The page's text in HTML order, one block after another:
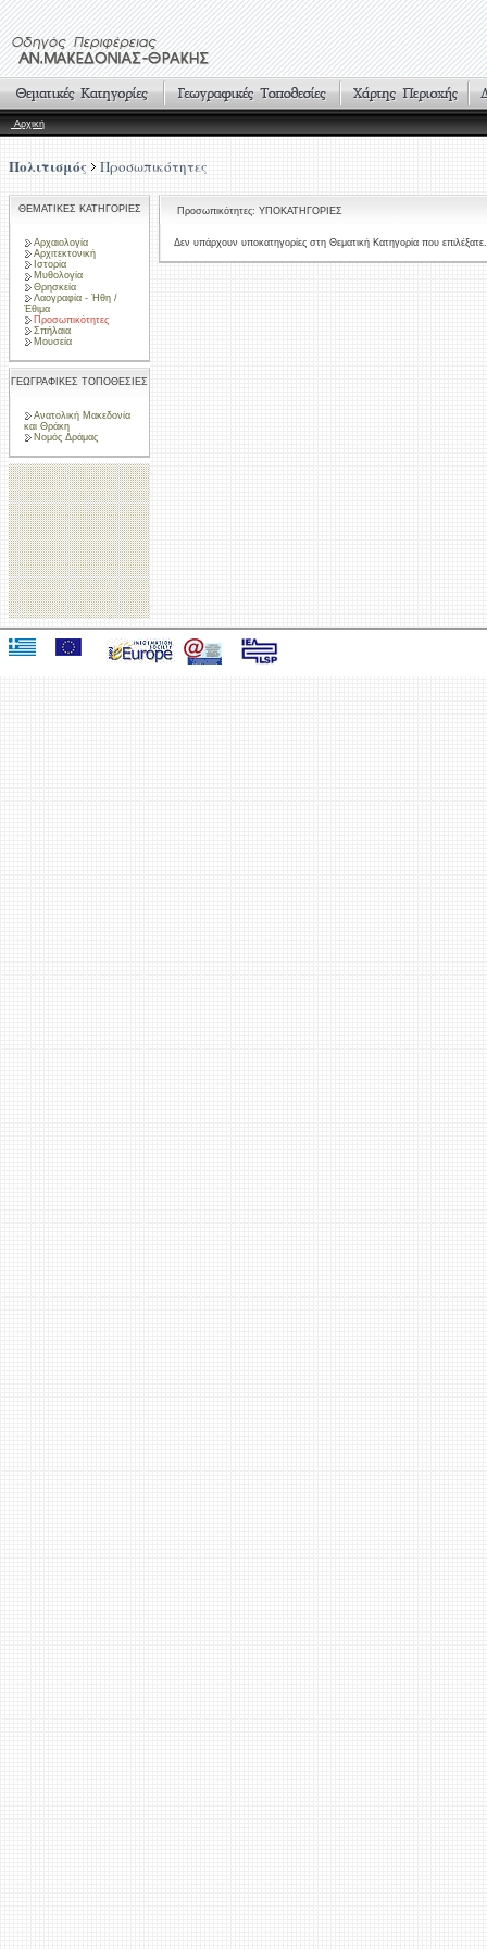
Αρχική
Πολιτισμός Προσωπικότητες
ΘΕΜΑΤΙΚΕΣ ΚΑΤΗΓΟΡΙΕΣ
Αρχαιολογία
Αρχιτεκτονική
Ιστορία
Μυθολογία
Θρησκεία
Λαογραφία - Ήθη /
Έθιμα
Προσωπικότητες
Σπήλαια
Μουσεία
ΓΕΩΓΡΑΦΙΚΕΣ ΤΟΠΟΘΕΣΙΕΣ
Ανατολική Μακεδονία
και Θράκη
Νομός Δράμας
Προσωπικότητες: ΥΠΟΚΑΤΗΓΟΡΙΕΣ
Δεν υπάρχουν υποκατηγορίες στη Θεματική Κατηγορία που επιλέξατε.